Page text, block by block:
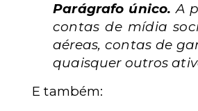
Parágrafo único. A
contas de mídia
aéreas, contas de
quaisquer outros
E também: